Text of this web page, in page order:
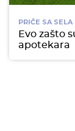
PRIČE SA SELA
Evo zašto
apotekara